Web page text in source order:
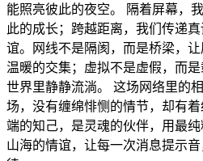
能照亮彼此的夜空。 隔着屏幕，
此的成长；跨越距离，我们传递
谊。网线不是隔阂，而是桥梁，
温暖的交集；虚拟不是虚假，而
世界里静静流淌。 这场网络里的
场，没有缠绵悱恻的情节，却有
端的知己，是灵魂的伙伴，用最
山海的情谊，让每一次消息提示